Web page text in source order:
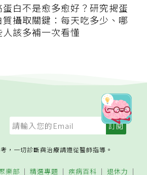
蛋白不是愈多愈好？研究揭蛋
質攝取關鍵：每天吃多少、哪
人該多補一次看懂
，一切診斷與治療請遵從醫師指導。
樂部 精選專題 疾病百科 退休力